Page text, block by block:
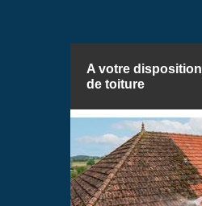
A votre
de toiture